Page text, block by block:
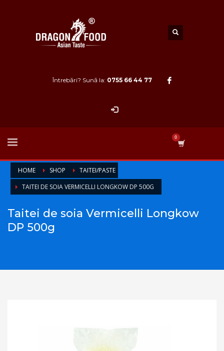
Întrebări? Sună la: 0755 66 44 77
HOME SHOP
TAITEI/PASTE
TAITEI DE SOIA VERMICELLI LONGKOW DP 500G
Taitei de soia Vermicelli Longkow
DP 500g